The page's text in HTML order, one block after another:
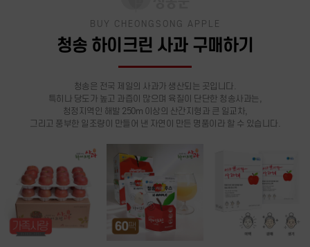
BUY CHEONGSONG APPLE
청송 하이크린 사과 구매하기
청송은 전국 제일의 사과가 생산되는 곳입니다.
특히나 당도가 높고 과즙이 많으며 육질이 단단한 청송사과는,
청정지역인 해발 250m 이상의 산간지형과 큰 일교차,
그리고 풍부한 일조량이 만들어 낸 자연이 만든 명품이라 할 수 있습니다.